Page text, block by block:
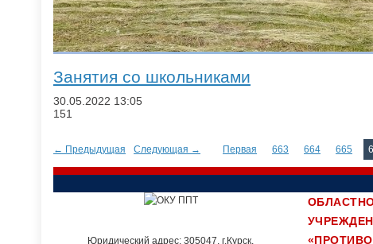
Занятия со школьниками
30.05.2022 13:05
151
← Предыдущая Следующая → Первая 663 664 665
Юридический адрес: 305047, г.Курск,